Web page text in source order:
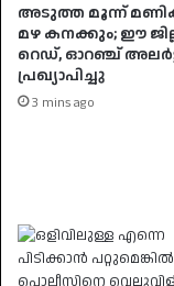
അടുത്ത മൂന്ന്
മഴ കനക്കും; ഈ
റെഡ്, ഓറഞ്ച്
പ്രഖ്യാപിച്ചു
3 mins ago